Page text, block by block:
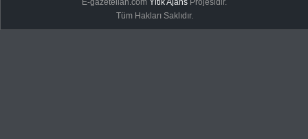
E-gazeteilan.comYitik Ajans Projesidir.
Tüm Hakları Saklıdır.